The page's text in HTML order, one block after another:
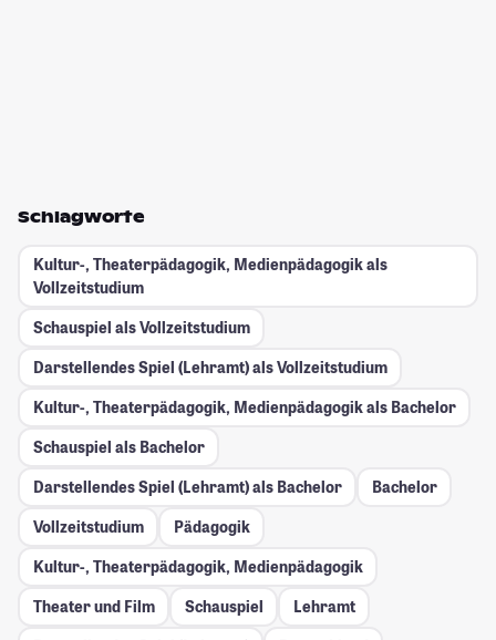
Schlagworte
Kultur-, Theaterpädagogik, Medienpädagogik als
Vollzeitstudium
Schauspiel als Vollzeitstudium
Darstellendes Spiel (Lehramt) als Vollzeitstudium
Kultur-, Theaterpädagogik, Medienpädagogik als Bachelor
Schauspiel als Bachelor
Darstellendes Spiel (Lehramt) als Bachelor
Bachelor
Vollzeitstudium
Pädagogik
Kultur-, Theaterpädagogik, Medienpädagogik
Theater und Film
Schauspiel
Lehramt